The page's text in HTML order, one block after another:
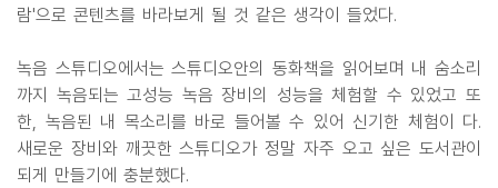
람'으로 콘텐츠를 바라보게 될 것 같은 생각이 들었다.
녹음 스튜디오에서는 스튜디오안의 동화책을 읽어보며 내 숨소리
까지 녹음되는 고성능 녹음 장비의 성능을 체험할 수 있었고 또
한, 녹음된 내 목소리를 바로 들어볼 수 있어 신기한 체험이 다.
새로운 장비와 깨끗한 스튜디오가 정말 자주 오고 싶은 도서관이
되게 만들기에 충분했다.